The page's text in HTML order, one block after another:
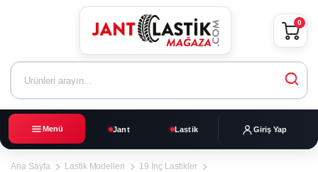
Menü Jant Lastik Giriş Yap
0
Ana Sayfa Lastik Modelleri
19 İnç Lastikler